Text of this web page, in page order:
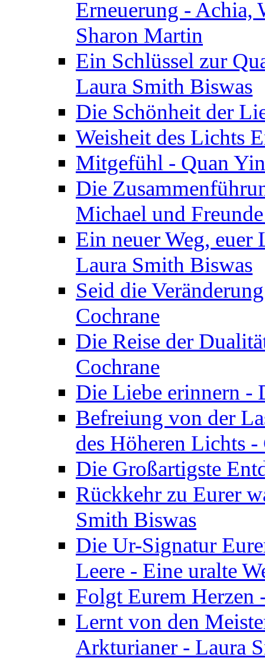
Erneuerung - Achia,
Sharon Martin
Ein Schlüssel zur
Laura Smith Biswas
Die Schönheit der
Weisheit des Lichts
Mitgefühl - Quan
Die
Michael und
Ein neuer Weg, euer
Laura Smith Biswas
Seid die
Cochrane
Die Reise der
Cochrane
Die Liebe erinnern -
Befreiung von der
des Höheren Lichts
Die Großartigste
Rückkehr zu Eurer
Smith Biswas
Die Ur-Signatur
Leere - Eine uralte
Folgt Eurem
Lernt von den
Arkturianer - Laura